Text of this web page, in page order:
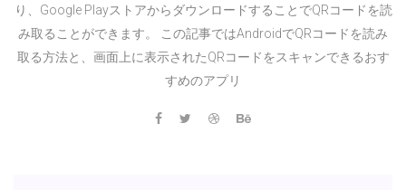
り、Google PlayストアからダウンロードすることでQRコードを読
み取ることができます。 この記事ではAndroidでQRコードを読み
取る方法と、画面上に表示されたQRコードをスキャンできるおす
すめのアプリ